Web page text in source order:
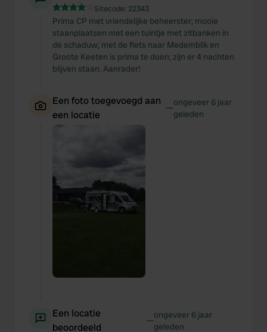
Sitecode: 22343
Prima CP met vriendelijke beheerster; mooie
staanplaatsen met een tuintje met zitbanken in
de schaduw; met de fiets naar Medemblik en
Groote Keeten is prima te doen; zijn er 4 nachten
blijven staan. Aanrader!
Een foto toegevoegd aan
een locatie
—ongeveer 6 jaar
geleden
Een locatie
beoordeeld
—ongeveer 6 jaar
geleden